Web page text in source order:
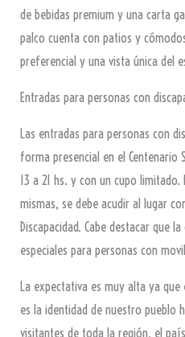
de bebidas premium y una carta
palco cuenta con patios y
preferencial y una vista única del
Entradas para personas con
Las entradas para personas con
forma presencial en el Centenario
13 a 21 hs. y con un cupo
mismas, se debe acudir al lugar
Discapacidad. Cabe destacar que
especiales para personas con
La expectativa es muy alta ya
es la identidad de nuestro pueblo
visitantes de toda la región, el